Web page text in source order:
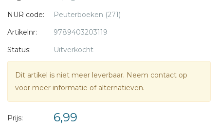
NUR code:
Peuterboeken (271)
Artikelnr:
9789403203119
Status:
Uitverkocht
Dit artikel is niet meer leverbaar. Neem contact op
voor meer informatie of alternatieven.
Prijs: 6,99